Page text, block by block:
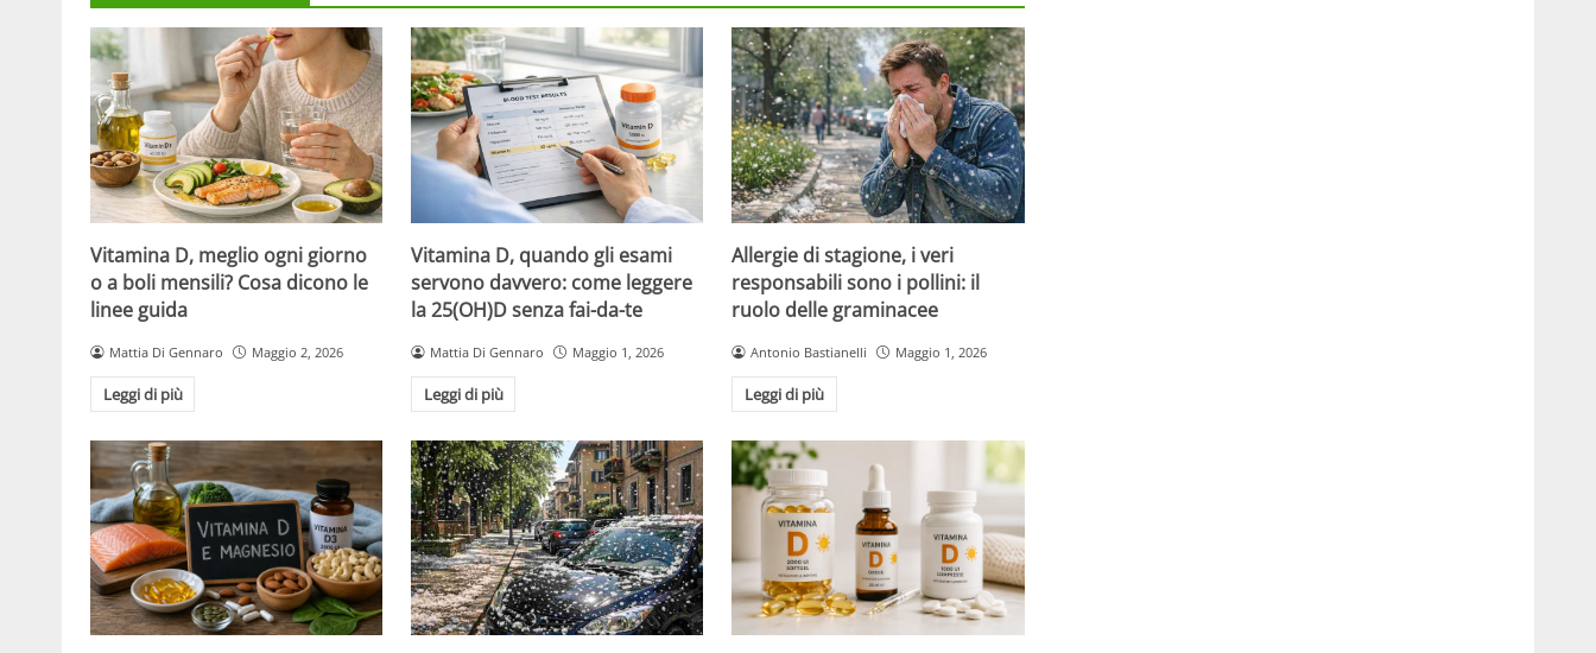
Vitamina D, meglio ogni giorno
o a boli mensili? Cosa dicono le
linee guida
Mattia Di Gennaro Maggio 2, 2026
Leggi di più
Vitamina D, quando gli esami
servono davvero: come leggere
la 25(OH)D senza fai-da-te
Mattia Di Gennaro Maggio 1, 2026
Leggi di più
Allergie di stagione, i veri
responsabili sono i pollini: il
ruolo delle graminacee
Antonio Bastianelli Maggio 1, 2026
Leggi di più